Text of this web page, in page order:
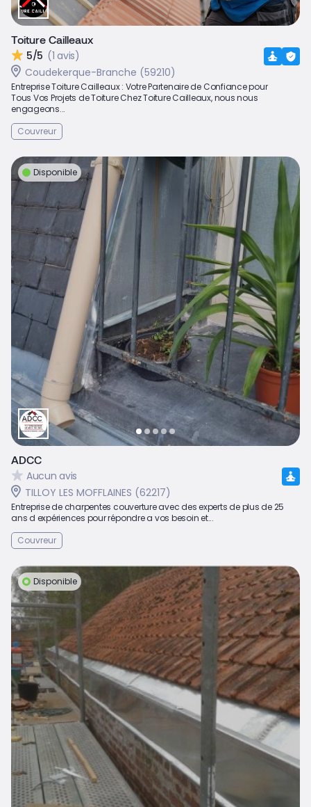
Toiture Cailleaux
5/5 (1 avis)
Coudekerque-Branche (59210)
Entreprise Toiture Cailleaux : Votre Partenaire de Confiance pour
Tous Vos Projets de Toiture Chez Toiture Cailleaux, nous nous
engageons...
Couvreur
Disponible
ADCC
Aucun avis
TILLOY LES MOFFLAINES (62217)
Entreprise de charpentes couverture avec des experts de plus de 25
ans d expériences pour répondre a vos besoin et...
Couvreur
Disponible